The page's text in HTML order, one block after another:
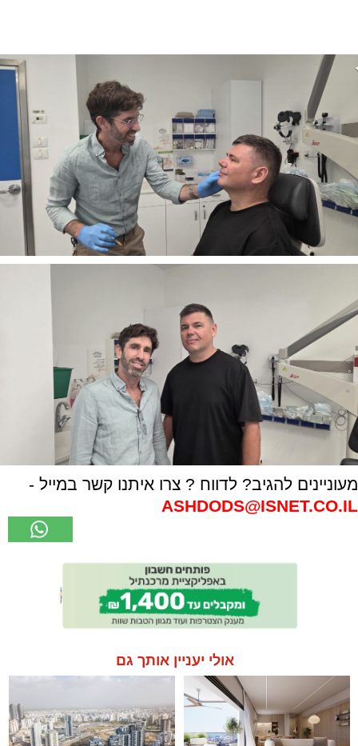
מעוניינים להגיב? לדווח ? צרו איתנו קשר במייל -
ASHDODS@ISNET.CO.IL
אולי יעניין אותך גם